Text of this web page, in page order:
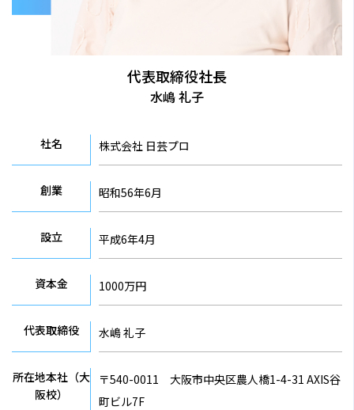
代表取締役社長
水嶋 礼子
社名 株式会社 日芸プロ
創業 昭和56年6月
設立 平成6年4月
資本金 1000万円
代表取締役 水嶋 礼子
所在地本社（大
阪校）
〒540-0011 大阪市中央区農人橋1-4-31 AXIS谷
町ビル7F